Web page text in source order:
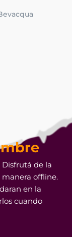
de la
offline.
en la
cuando